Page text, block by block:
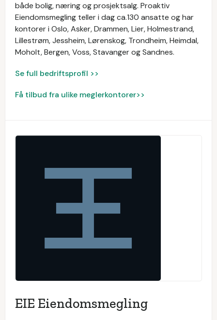
både bolig, næring og prosjektsalg. Proaktiv
Eiendomsmegling teller i dag ca.130 ansatte og har
kontorer i Oslo, Asker, Drammen, Lier, Holmestrand,
Lillestrøm, Jessheim, Lørenskog, Trondheim, Heimdal,
Moholt, Bergen, Voss, Stavanger og Sandnes.
Se full bedriftsprofil >>
Få tilbud fra ulike meglerkontorer>>
EIE Eiendomsmegling